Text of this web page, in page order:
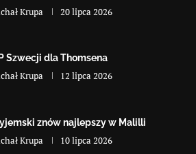
Krupa 20 lipca 2026
Szwecji dla Thomsena
Krupa 12 lipca 2026
znów najlepszy w Malilli
Krupa 10 lipca 2026